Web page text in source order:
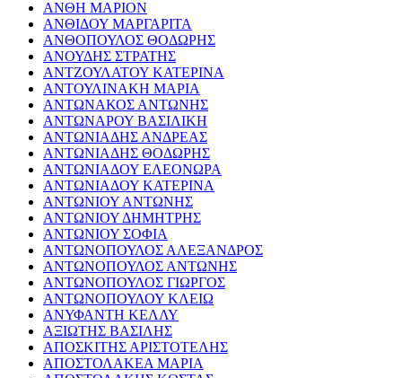
ΑΝΘΗ ΜΑΡΙΟΝ
ΑΝΘΙΔΟΥ ΜΑΡΓΑΡΙΤΑ
ΑΝΘΟΠΟΥΛΟΣ ΘΟΔΩΡΗΣ
ΑΝΟΥΔΗΣ ΣΤΡΑΤΗΣ
ΑΝΤΖΟΥΛΑΤΟΥ ΚΑΤΕΡΙΝΑ
ΑΝΤΟΥΛΙΝΑΚΗ ΜΑΡΙΑ
ΑΝΤΩΝΑΚΟΣ ΑΝΤΩΝΗΣ
ΑΝΤΩΝΑΡΟΥ ΒΑΣΙΛΙΚΗ
ΑΝΤΩΝΙΑΔΗΣ ΑΝΔΡΕΑΣ
ΑΝΤΩΝΙΑΔΗΣ ΘΟΔΩΡΗΣ
ΑΝΤΩΝΙΑΔΟΥ ΕΛΕΟΝΩΡΑ
ΑΝΤΩΝΙΑΔΟΥ ΚΑΤΕΡΙΝΑ
ΑΝΤΩΝΙΟΥ ΑΝΤΩΝΗΣ
ΑΝΤΩΝΙΟΥ ΔΗΜΗΤΡΗΣ
ΑΝΤΩΝΙΟΥ ΣΟΦΙΑ
ΑΝΤΩΝΟΠΟΥΛΟΣ ΑΛΕΞΑΝΔΡΟΣ
ΑΝΤΩΝΟΠΟΥΛΟΣ ΑΝΤΩΝΗΣ
ΑΝΤΩΝΟΠΟΥΛΟΣ ΓΙΩΡΓΟΣ
ΑΝΤΩΝΟΠΟΥΛΟΥ ΚΛΕΙΩ
ΑΝΥΦΑΝΤΗ ΚΕΛΛΥ
ΑΞΙΩΤΗΣ ΒΑΣΙΛΗΣ
ΑΠΟΣΚΙΤΗΣ ΑΡΙΣΤΟΤΕΛΗΣ
ΑΠΟΣΤΟΛΑΚΕΑ ΜΑΡΙΑ